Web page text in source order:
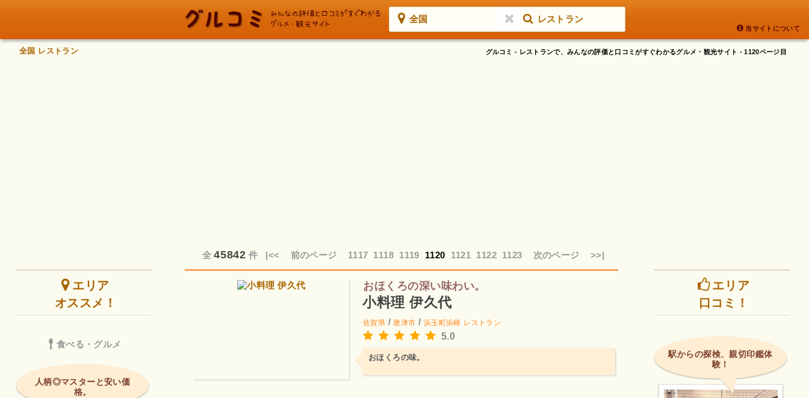
全国 レストラン
当サイトについて
グルコミ - レストランで、みんなの評価と口コミがすぐわかるグルメ・観光サイト - 1120ページ目
全国 レストラン
全45842 件 |<< 前のページ 1117 1118 1119 1120 1121 1122 1123 次のページ >>|
おほくろの深い味わい。
小料理 伊久代
佐賀県 / 唐津市 / 浜玉町浜崎 レストラン
5.0
おほくろの味。
エリア
オススメ！
食べる・グルメ
人柄◎マスターと安い価
格。
エリア
口コミ！
駅からの探検、親切印鑑体
験！